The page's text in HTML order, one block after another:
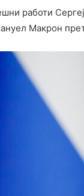
работи
Макрон